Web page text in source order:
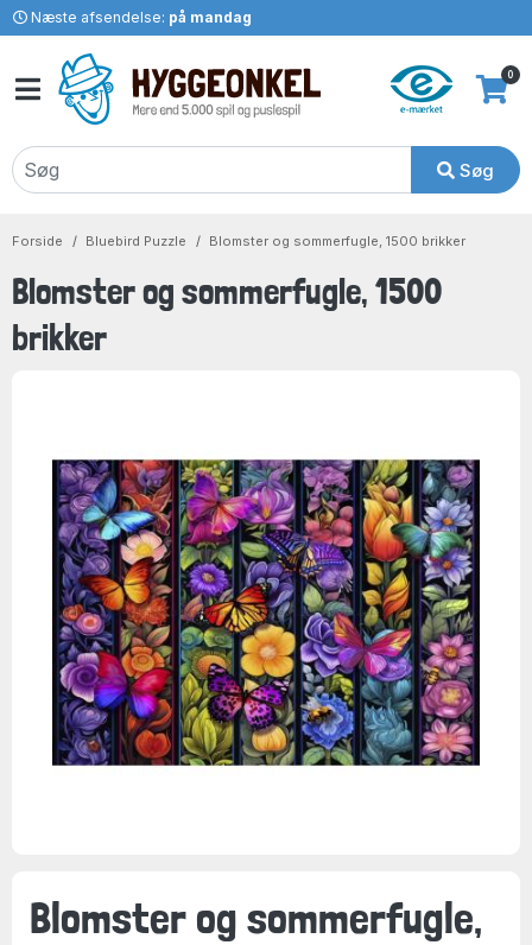
Næste afsendelse: på mandag
Søg
0
Forside Bluebird Puzzle Blomster og sommerfugle, 1500 brikker
Blomster og sommerfugle, 1500
brikker
Blomster og sommerfugle,